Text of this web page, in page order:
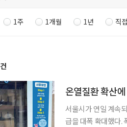
1주 1개월 1년 직
건
온열질환 확산
서울시가 연일 계속
급을 대폭 확대했다. 폭염의 장기화로 온열질환 우려가 커지자, 서울시는 올해 병물 아리수를